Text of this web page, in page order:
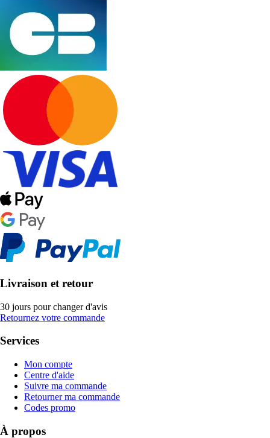
Livraison et retour
30 jours pour changer d'avis
Retournez votre commande
Services
Mon compte
Centre d'aide
Suivre ma commande
Retourner ma commande
Codes promo
À propos